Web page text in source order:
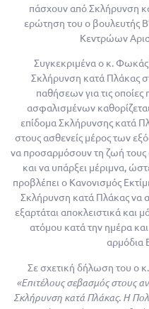
πάσχουν από Σκλήρυνση
ερώτηση του ο βουλευτής
Κεντρώων
Συγκεκριμένα ο κ.
Σκλήρυνση κατά Πλάκας
παθήσεων για τις οποίες
ασφαλισμένων
επίδομα Σκλήρυνσης κατά
στους ασθενείς μέρος των
να προσαρμόσουν τη ζωή τους
και να υπάρξει μέριμνα,
προβλέπει ο Κανονισμός
Σκλήρυνση κατά Πλάκας να
εξαρτάται αποκλειστικά και
ατόμου κατά την ημέρα
αρμόδια
Σε σχετική δήλωση του ο
«Επιτέλους σεβασμός στους
Σκλήρυνση κατά Πλάκας. Η